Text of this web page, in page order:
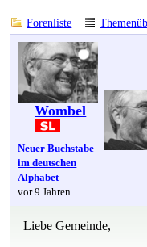
Forenliste
Wombel
Neuer Buchstabe
im deutschen
Alphabet
vor 9 Jahren
Liebe Gemeinde,